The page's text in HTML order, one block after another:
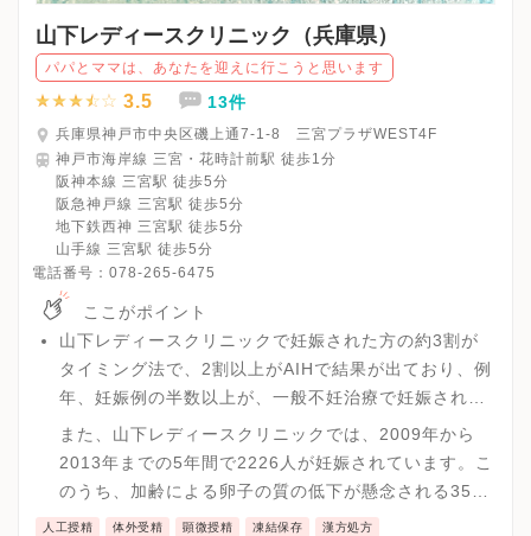
山下レディースクリニック（兵庫県）
パパとママは、あなたを迎えに行こうと思います
3.5 13件
兵庫県神戸市中央区磯上通7-1-8 三宮プラザWEST4F
神戸市海岸線 三宮・花時計前駅 徒歩1分
阪神本線 三宮駅 徒歩5分
阪急神戸線 三宮駅 徒歩5分
地下鉄西神 三宮駅 徒歩5分
山手線 三宮駅 徒歩5分
電話番号： 078-265-6475
ここがポイント
山下レディースクリニックで妊娠された方の約3割が
タイミング法で、2割以上がAIHで結果が出ており、例
年、妊娠例の半数以上が、一般不妊治療で妊娠されて
います。
また、山下レディースクリニックでは、2009年から
2013年までの5年間で2226人が妊娠されています。こ
のうち、加齢による卵子の質の低下が懸念される35歳
以上の1087人に限ってみた場合でも、約43％の方が
人工授精 体外受精 顕微授精 凍結保存 漢方処方